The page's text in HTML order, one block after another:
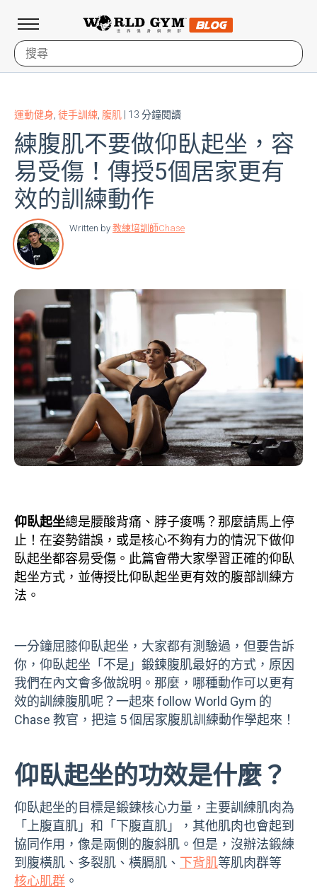
運動健身 徒手訓練 腹肌 | 13 分鐘閱讀
練腹肌不要做仰臥起坐，容
易受傷！傳授5個居家更有
效的訓練動作
Written by 教練培訓師Chase
仰臥起坐總是腰酸背痛、脖子痠嗎？那麼請馬上停
止！在姿勢錯誤，或是核心不夠有力的情況下做仰
臥起坐都容易受傷。此篇會帶大家學習正確的仰臥
起坐方式，並傳授比仰臥起坐更有效的腹部訓練方
法。
一分鐘屈膝仰臥起坐，大家都有測驗過，但要告訴
你，仰臥起坐「不是」鍛鍊腹肌最好的方式，原因
我們在內文會多做說明。那麼，哪種動作可以更有
效的訓練腹肌呢？一起來 follow World Gym 的
Chase 教官，把這 5 個居家腹肌訓練動作學起來！
仰臥起坐的功效是什麼？
仰臥起坐的目標是鍛鍊核心力量，主要訓練肌肉為
「上腹直肌」和「下腹直肌」，其他肌肉也會起到
協同作用，像是兩側的腹斜肌。但是，沒辦法鍛練
到腹橫肌、多裂肌、橫膈肌、 下背肌等肌肉群等
核心肌群 。